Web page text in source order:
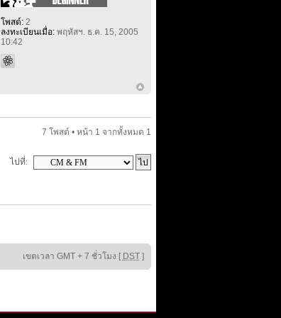
โพสต์:2
ลงทะเบียนเมื่อ:พฤหัสฯ. ธ.ค. 15, 2005
10:42
7 โพสต์ • หน้า 1 จากทั้งหมด 1
ไปที่:
เขตเวลา GMT + 7 ชั่วโมง [ DST]